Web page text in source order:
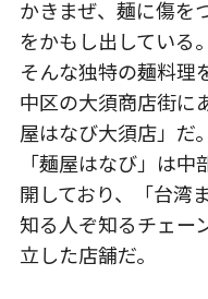
かきまぜ、麺に傷を
をかもし出している。
そんな独特の麺料理
中区の大須商店街に
屋はなび大須店」だ。
「麺屋はなび」は
開しており、「台湾
知る人ぞ知るチェー
立した店舗だ。